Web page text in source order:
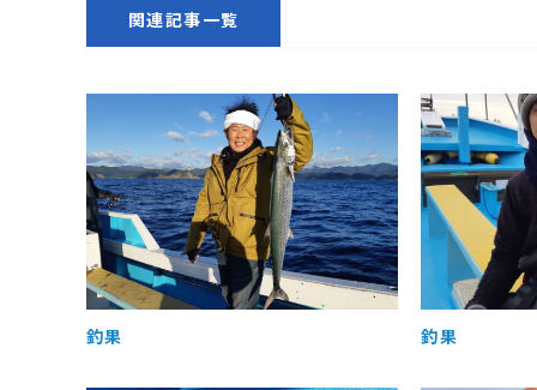
関連記事一覧
釣果 釣果